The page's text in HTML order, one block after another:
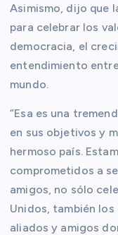
Asimismo, dijo que
para celebrar los
democracia, el
entendimiento
mundo.
“Esa es una
en sus objetivos y
hermoso país.
comprometidos a
amigos, no sólo
Unidos, también
aliados y amigos